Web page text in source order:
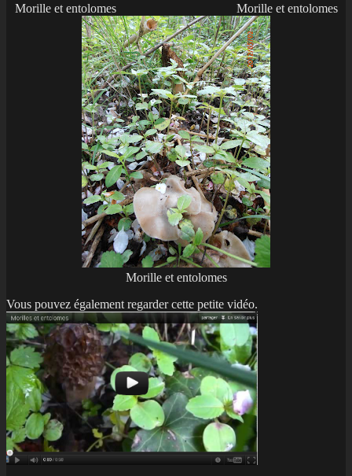
Morille et entolomes Morille et entolomes
Morille et entolomes
Vous pouvez également regarder cette petite vidéo.